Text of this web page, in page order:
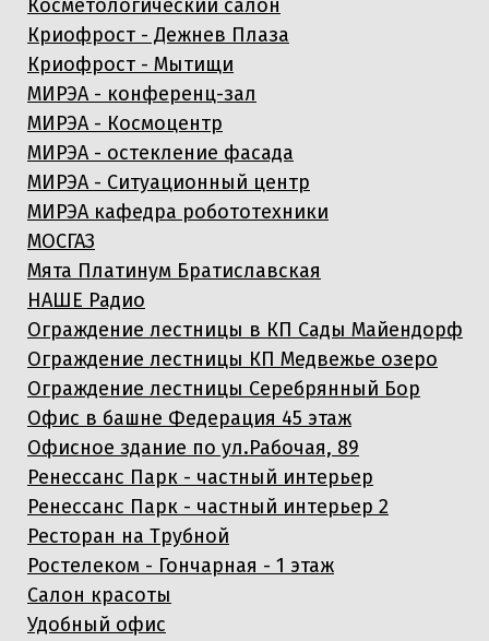
Косметологический салон
Криофрост - Дежнев Плаза
Криофрост - Мытищи
МИРЭА - конференц-зал
МИРЭА - Космоцентр
МИРЭА - остекление фасада
МИРЭА - Ситуационный центр
МИРЭА кафедра робототехники
МОСГАЗ
Мята Платинум Братиславская
НАШЕ Радио
Ограждение лестницы в КП Сады Майендорф
Ограждение лестницы КП Медвежье озеро
Ограждение лестницы Серебрянный Бор
Офис в башне Федерация 45 этаж
Офисное здание по ул.Рабочая, 89
Ренессанс Парк - частный интерьер
Ренессанс Парк - частный интерьер 2
Ресторан на Трубной
Ростелеком - Гончарная - 1 этаж
Салон красоты
Удобный офис